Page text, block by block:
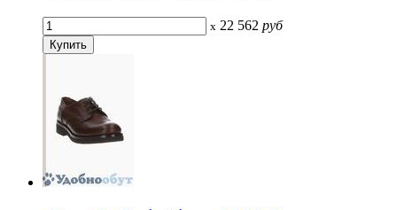
x 22 562 руб